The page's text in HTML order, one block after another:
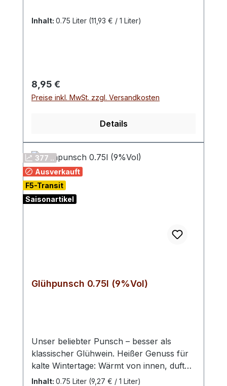
Inhalt: 0.75 Liter (11,93 € / 1 Liter)
Regulärer Preis:
8,95 €
Preise inkl. MwSt. zzgl. Versandkosten
Details
377 ..
Ausverkauft
F5-Transit
Saisonartikel
Glühpunsch 0.75l (9%Vol)
Unser beliebter Punsch – besser als
klassischer Glühwein. Heißer Genuss für
kalte Wintertage: Wärmt von innen, duftet
herrlich und versüßt den Abend zu Hause
Inhalt: 0.75 Liter (9,27 € / 1 Liter)